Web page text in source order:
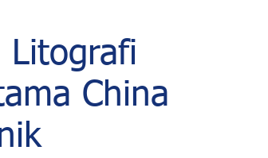
Litografi
China